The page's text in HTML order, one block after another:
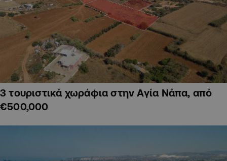
3 τουριστικά χωράφια στην Αγία Νάπα, από
€500,000